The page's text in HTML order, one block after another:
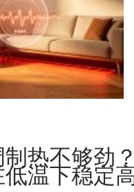
热不够劲
温下稳定